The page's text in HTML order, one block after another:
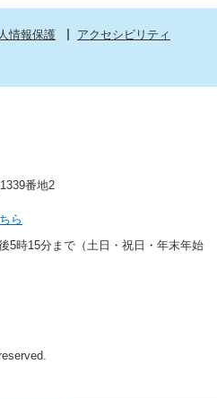
情報保護
アクセシビリティ
番地2
ら
5時15分まで（土日・祝日・年末年始